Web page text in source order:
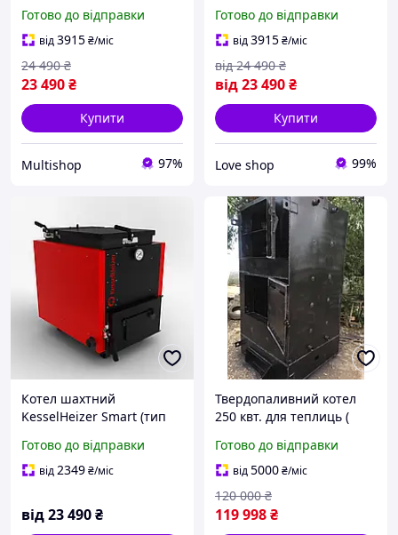
MULTISHOP
Готово до відправки
від3915₴/міс
23 490₴
24 490 ₴
Купити
Multishop 97%
твердопаливний, піч для
дому, БЕЗКОШТОВНА
ДОСТАВКА
Готово до відправки
від3915₴/міс
від23 490₴
від 24 490 ₴
Купити
Love shop 99%
Котел шахтний
KesselHeizer Smart (тип
Готово до відправки
від2349₴/міс
від23 490₴
Твердопаливний котел
250 квт. для теплиць (
Готово до відправки
від5000₴/міс
119 998₴
120 000 ₴